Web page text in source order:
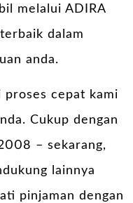
melalui ADIRA
dalam
anda.
proses cepat kami
Cukup dengan
– sekarang,
lainnya
pinjaman dengan